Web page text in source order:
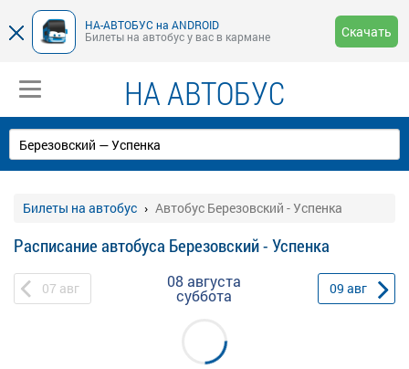
НА-АВТОБУС на ANDROID
Билеты на автобус у вас в кармане
Скачать
НА АВТОБУС
Билеты на автобус Автобус Березовский - Успенка
Расписание автобуса Березовский - Успенка
07 авг 08 августа
суббота 09 авг